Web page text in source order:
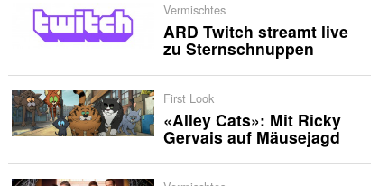
Vermischtes
ARD Twitch streamt live
zu Sternschnuppen
First Look
«Alley Cats»: Mit Ricky
Gervais auf Mäusejagd